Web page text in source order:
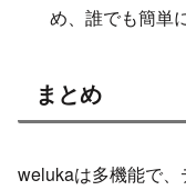
め、誰でも簡単
まとめ
welukaは多機能で、